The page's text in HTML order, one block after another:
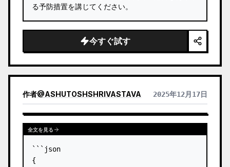
る予防措置を講じてください。
今すぐ試す
作者@ASHUTOSHSHRIVASTAVA 2025年12月17日
全文を見る
```json
{